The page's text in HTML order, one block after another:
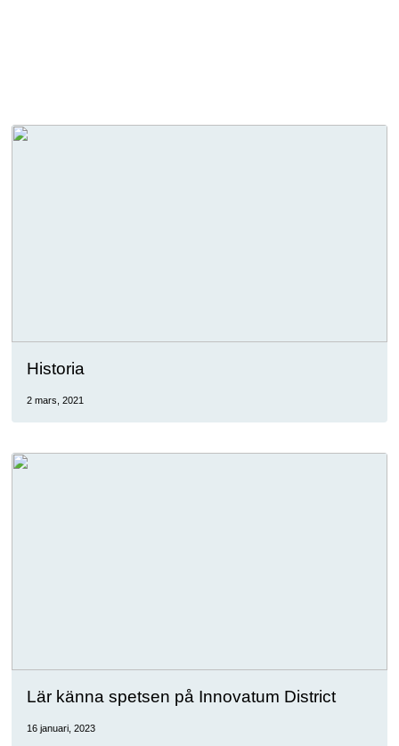
Historia
2 mars, 2021
Lär känna spetsen på Innovatum District
16 januari, 2023